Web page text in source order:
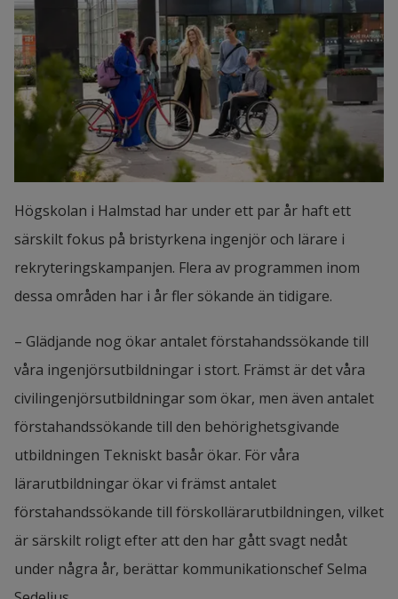
Högskolan i Halmstad har under ett par år haft ett
särskilt fokus på bristyrkena ingenjör och lärare i
rekryteringskampanjen. Flera av programmen inom
dessa områden har i år fler sökande än tidigare.
– Glädjande nog ökar antalet förstahandssökande till
våra ingenjörsutbildningar i stort. Främst är det våra
civilingenjörsutbildningar som ökar, men även antalet
förstahandssökande till den behörighetsgivande
utbildningen Tekniskt basår ökar. För våra
lärarutbildningar ökar vi främst antalet
förstahandssökande till förskollärarutbildningen, vilket
är särskilt roligt efter att den har gått svagt nedåt
under några år, berättar kommunikationschef Selma